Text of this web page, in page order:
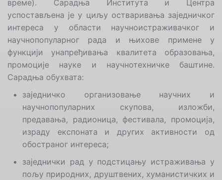
време). Сарадња Института и Центра
успостављена јеу циљу остваривања заједничког
интереса у области научноистраживачког и
научнопопуларног рада и њихове примене у
функцији унапређивања квалитета образовања,
промоције науке и научнотехничке баштине.
Сарадња обухвата:
заједничко организовање научних и
научнопопуларних скупова, изложби,
предавања, радионица, фестивала, промоција,
израду експоната и других активности од
обостраног интереса;
заједнички рад у подстицању истраживања у
пољу природних, друштвених, хуманистичких и